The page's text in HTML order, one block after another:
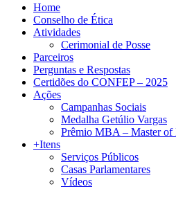
Home
Conselho de Ética
Atividades
Cerimonial de Posse
Parceiros
Perguntas e Respostas
Certidões do CONFEP – 2025
Ações
Campanhas Sociais
Medalha Getúlio Vargas
Prêmio MBA – Master of
+Itens
Serviços Públicos
Casas Parlamentares
Vídeos